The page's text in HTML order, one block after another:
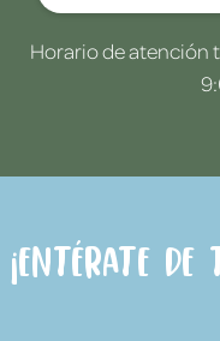
Horario de atención
¡Entérate